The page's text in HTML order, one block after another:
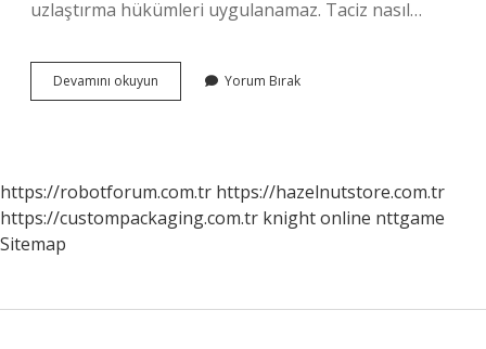
uzlaştırma hükümleri uygulanamaz. Taciz nasıl…
Devamını okuyun
Para
Yorum Bırak
https://robotforum.com.tr https://hazelnutstore.com.tr
https://custompackaging.com.tr knight online nttgame
Sitemap